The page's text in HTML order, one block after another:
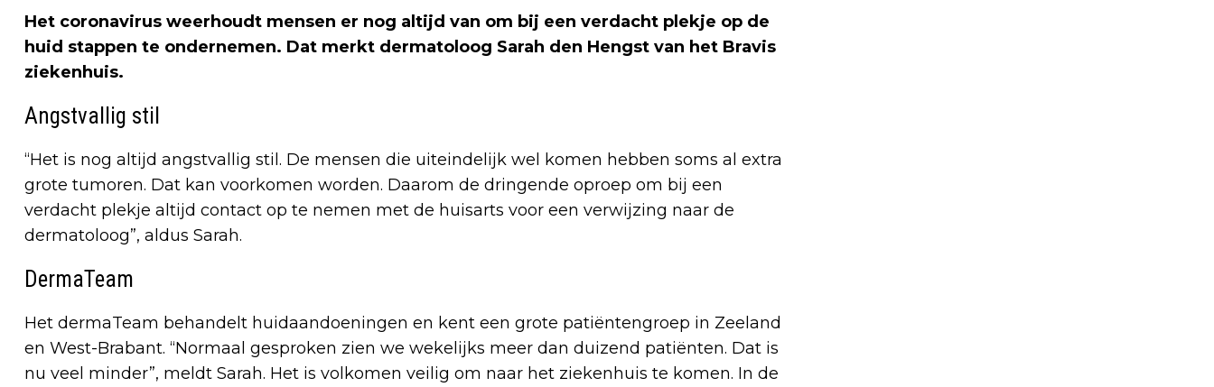
Het coronavirus weerhoudt mensen er nog altijd van om bij een verdacht plekje op de
huid stappen te ondernemen. Dat merkt dermatoloog Sarah den Hengst van het Bravis
ziekenhuis.
Angstvallig stil
“Het is nog altijd angstvallig stil. De mensen die uiteindelijk wel komen hebben soms al extra
grote tumoren. Dat kan voorkomen worden. Daarom de dringende oproep om bij een
verdacht plekje altijd contact op te nemen met de huisarts voor een verwijzing naar de
dermatoloog”, aldus Sarah.
DermaTeam
Het dermaTeam behandelt huidaandoeningen en kent een grote patiëntengroep in Zeeland
en West-Brabant. “Normaal gesproken zien we wekelijks meer dan duizend patiënten. Dat is
nu veel minder”, meldt Sarah. Het is volkomen veilig om naar het ziekenhuis te komen. In de